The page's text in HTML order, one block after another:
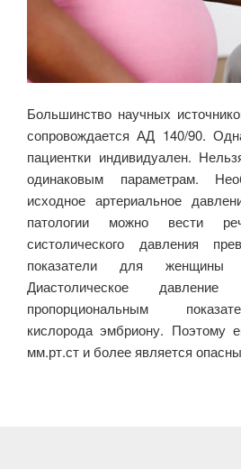
Большинство научных
сопровождается АД 140/90.
пациентки индивидуален.
одинаковым параметрам.
исходное артериальное
патологии можно вести
систолического давления
показатели для
Диастолическое
пропорциональным
кислорода эмбриону. Поэтому
мм.рт.ст и более является